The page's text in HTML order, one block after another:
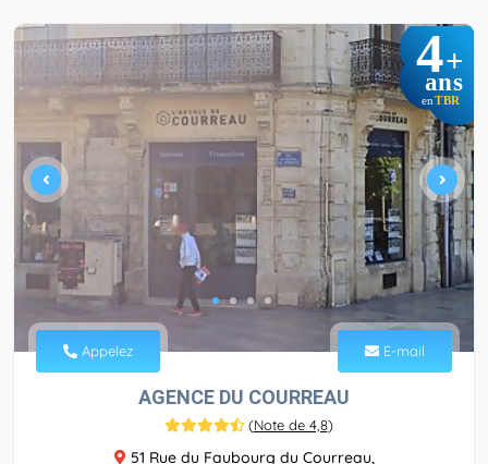
4+
ans
en TBR
Appelez E-mail
AGENCE DU COURREAU
(Note de 4,8)
51 Rue du Faubourg du Courreau,